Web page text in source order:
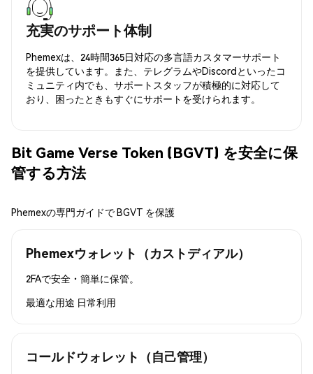
充実のサポート体制
Phemexは、24時間365日対応の多言語カスタマーサポート
を提供しています。また、テレグラムやDiscordといったコ
ミュニティ内でも、サポートスタッフが積極的に対応して
おり、困ったときもすぐにサポートを受けられます。
Bit Game Verse Token (BGVT) を安全に保
管する方法
Phemexの専門ガイドで BGVT を保護
Phemexウォレット（カストディアル）
2FAで安全・簡単に保管。
最適な用途 日常利用
コールドウォレット（自己管理）